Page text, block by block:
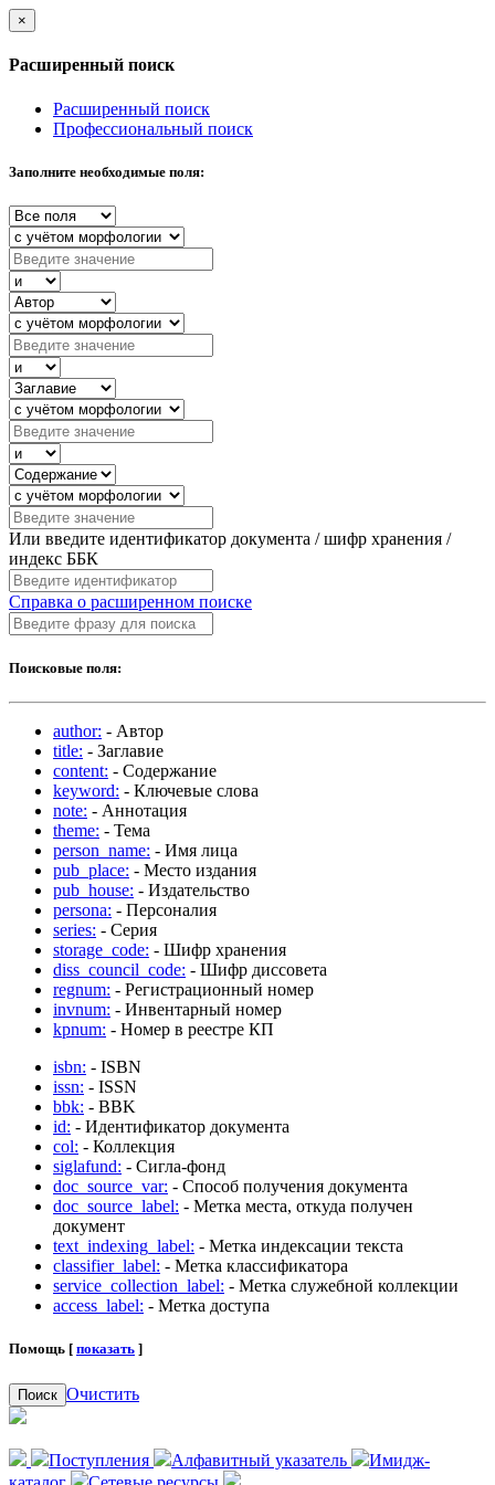
×
Расширенный поиск
Расширенный поиск
Профессиональный поиск
Заполните необходимые поля:
Или введите идентификатор документа / шифр хранения /
индекс ББК
Справка о расширенном поиске
Поисковые поля:
author: - Автор
title: - Заглавие
content: - Содержание
keyword: - Ключевые слова
note: - Аннотация
theme: - Тема
person_name: - Имя лица
pub_place: - Место издания
pub_house: - Издательство
persona: - Персоналия
series: - Серия
storage_code: - Шифр хранения
diss_council_code: - Шифр диссовета
regnum: - Регистрационный номер
invnum: - Инвентарный номер
kpnum: - Номер в реестре КП
isbn: - ISBN
issn: - ISSN
bbk: - BBK
id: - Идентификатор документа
col: - Коллекция
siglafund: - Сигла-фонд
doc_source_var: - Способ получения документа
doc_source_label: - Метка места, откуда получен
документ
text_indexing_label: - Метка индексации текста
classifier_label: - Метка классификатора
service_collection_label: - Метка служебной коллекции
access_label: - Метка доступа
Помощь [ показать ]
Поиск Очистить
Поступления Алфавитный указатель
Имидж-